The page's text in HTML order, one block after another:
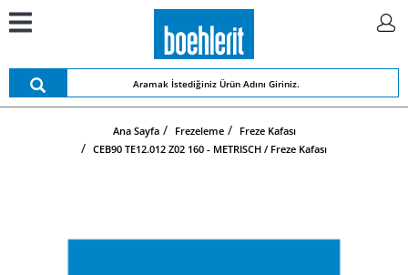
Ana Sayfa Frezeleme
Freze Kafası
CEB90 TE12.012 Z02 160 - METRISCH / Freze Kafası